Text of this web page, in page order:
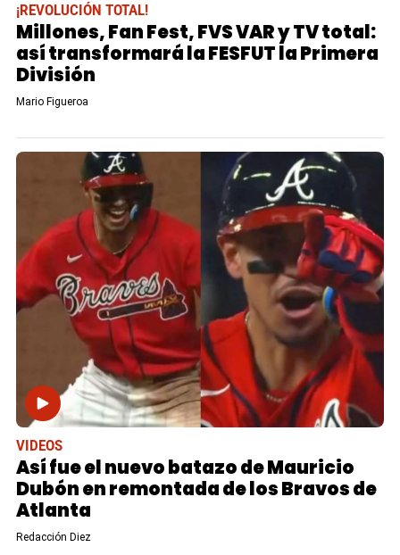
¡REVOLUCIÓN TOTAL!
Millones, Fan Fest, FVS VAR y TV total:
así transformará la FESFUT la Primera
División
Mario Figueroa
VIDEOS
Así fue el nuevo batazo de Mauricio
Dubón en remontada de los Bravos de
Atlanta
Redacción Diez